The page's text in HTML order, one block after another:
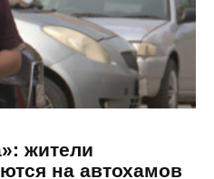
жители
на автохамов